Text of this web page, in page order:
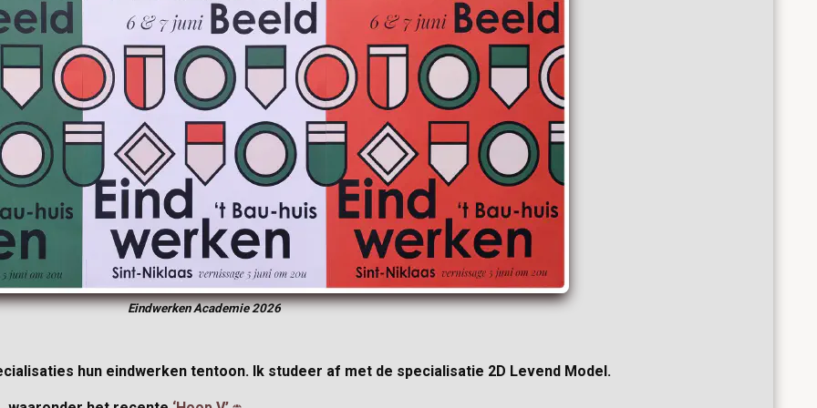
Eindwerken Academie 2026
hun eindwerken tentoon. Ik studeer af met de specialisatie 2D Levend Model.